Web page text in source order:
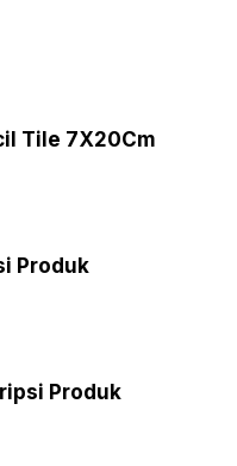
Tile 7X20Cm
Produk
Produk